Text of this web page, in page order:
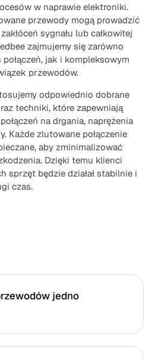
w naprawie elektroniki.
przewody mogą prowadzić
sygnału lub całkowitej
zajmujemy się zarówno
jak i kompleksowym
przewodów.
odpowiednio dobrane
techniki, które zapewniają
na drgania, naprężenia
Każde zlutowane połączenie
aby zminimalizować
Dzięki temu klienci
sprzęt będzie działał stabilnie i
czas.
jedno